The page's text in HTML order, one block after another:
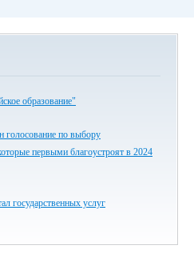
образование"
голосование по выбору
первыми благоустроят в 2024
государственных услуг